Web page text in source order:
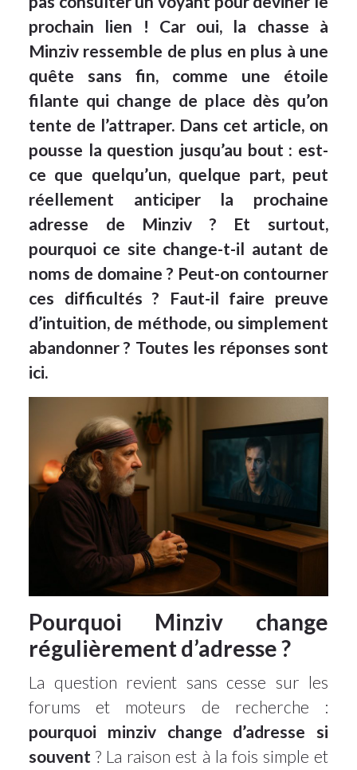
prochain lien ! Car oui, la chasse à
Minziv ressemble de plus en plus à une
quête sans fin, comme une étoile
filante qui change de place dès qu’on
tente de l’attraper. Dans cet article, on
pousse la question jusqu’au bout : est-
ce que quelqu’un, quelque part, peut
réellement anticiper la prochaine
adresse de Minziv ? Et surtout,
pourquoi ce site change-t-il autant de
noms de domaine ? Peut-on contourner
ces difficultés ? Faut-il faire preuve
d’intuition, de méthode, ou simplement
abandonner ? Toutes les réponses sont
ici.
Pourquoi Minziv change
régulièrement d’adresse ?
La question revient sans cesse sur les
forums et moteurs de recherche :
pourquoi minziv change d’adresse si
souvent ? La raison est à la fois simple et